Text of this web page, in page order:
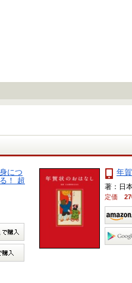
につ
！ 超
年
著：日
定価